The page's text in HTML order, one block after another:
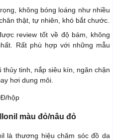
không bóng loáng như nhiều
thật, tự nhiên, khó bắt chước.
review tốt về độ bám, không
Rất phù hợp với những mẫu
tinh, nắp siêu kín, ngăn chặn
hơi dung môi.
hộp
màu đỏ/nâu đỏ
là thương hiệu chăm sóc đồ da